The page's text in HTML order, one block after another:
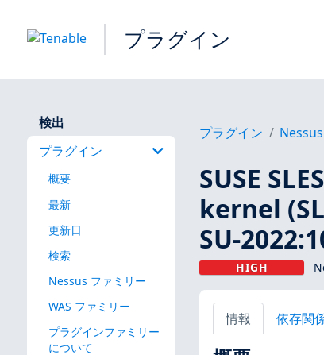
プラグイン
検出
プラグイン
概要
最新
更新日
検索
Nessus ファミリー
WAS ファミリー
プラグインファミリー
について
プラグイン Nessus
SUSE
kernel
SU-
HIGH
情報 依存関